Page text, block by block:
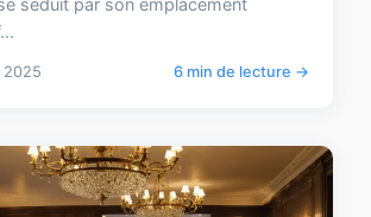
séduit par son emplacement
2025 6 min de lecture →